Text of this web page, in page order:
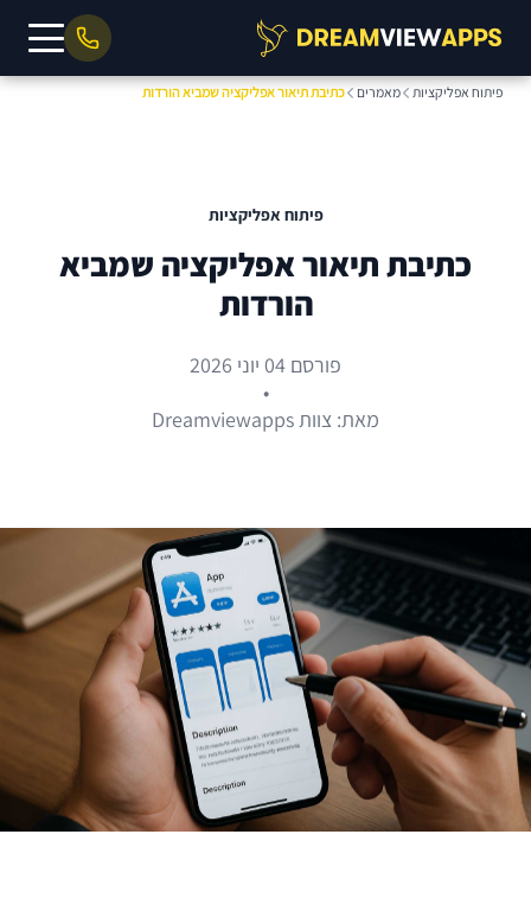
פיתוח אפליקציות מאמרים כתיבת תיאור אפליקציה שמביא הורדות
פיתוח אפליקציות
כתיבת תיאור אפליקציה שמביא
הורדות
פורסם 04 יוני 2026
•
מאת: צוות Dreamviewapps